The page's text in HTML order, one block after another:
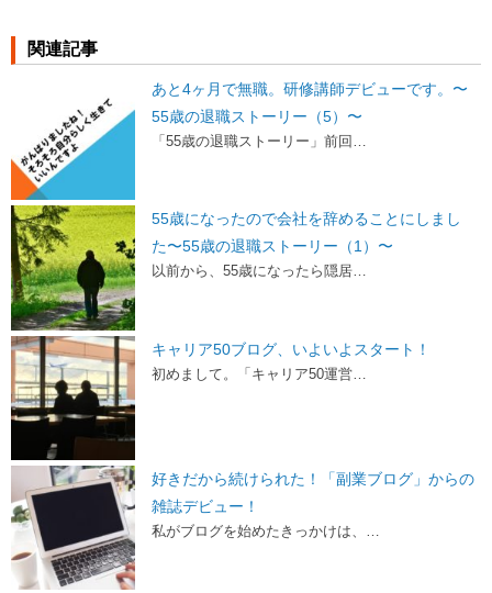
関連記事
あと4ヶ月で無職。研修講師デビューです。〜
55歳の退職ストーリー（5）〜
「55歳の退職ストーリー」前回…
55歳になったので会社を辞めることにしまし
た〜55歳の退職ストーリー（1）〜
以前から、55歳になったら隠居…
キャリア50ブログ、いよいよスタート！
初めまして。「キャリア50運営…
好きだから続けられた！「副業ブログ」からの
雑誌デビュー！
私がブログを始めたきっかけは、…